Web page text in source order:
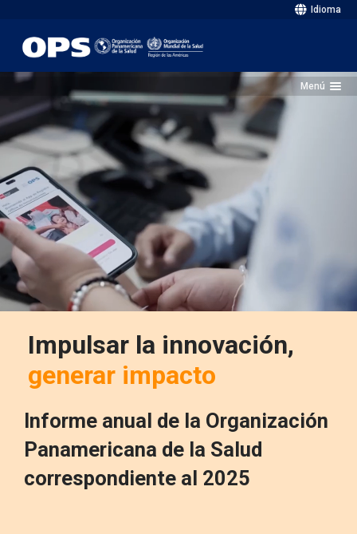
Idioma
Menú
Impulsar la innovación,
generar impacto
Informe anual de la Organización
Panamericana de la Salud
correspondiente al 2025